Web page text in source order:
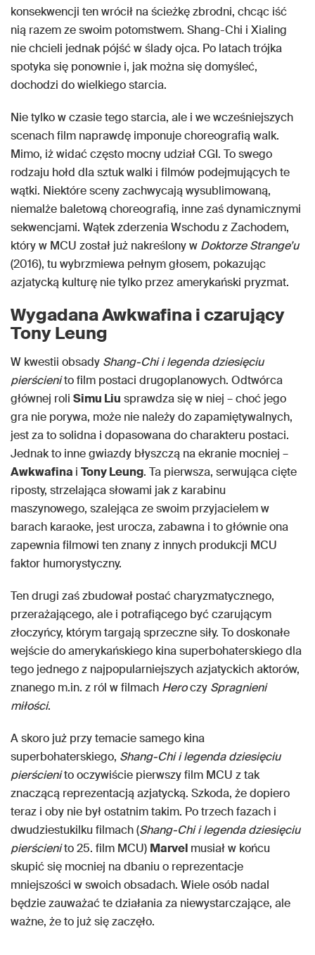
konsekwencji ten wrócił na ścieżkę zbrodni, chcąc iść
nią razem ze swoim potomstwem. Shang-Chi i Xialing
nie chcieli jednak pójść w ślady ojca. Po latach trójka
spotyka się ponownie i, jak można się domyśleć,
dochodzi do wielkiego starcia.
Nie tylko w czasie tego starcia, ale i we wcześniejszych
scenach film naprawdę imponuje choreografią walk.
Mimo, iż widać często mocny udział CGI. To swego
rodzaju hołd dla sztuk walki i filmów podejmujących te
wątki. Niektóre sceny zachwycają wysublimowaną,
niemalże baletową choreografią, inne zaś dynamicznymi
sekwencjami. Wątek zderzenia Wschodu z Zachodem,
który w MCU został już nakreślony w Doktorze Strange’u
(2016), tu wybrzmiewa pełnym głosem, pokazując
azjatycką kulturę nie tylko przez amerykański pryzmat.
Wygadana Awkwafina i czarujący
Tony Leung
W kwestii obsady Shang-Chi i legenda dziesięciu
pierścienito film postaci drugoplanowych. Odtwórca
głównej roli Simu Liu sprawdza się w niej – choć jego
gra nie porywa, może nie należy do zapamiętywalnych,
jest za to solidna i dopasowana do charakteru postaci.
Jednak to inne gwiazdy błyszczą na ekranie mocniej –
Awkwafina i Tony Leung. Ta pierwsza, serwująca cięte
riposty, strzelająca słowami jak z karabinu
maszynowego, szalejąca ze swoim przyjacielem w
barach karaoke, jest urocza, zabawna i to głównie ona
zapewnia filmowi ten znany z innych produkcji MCU
faktor humorystyczny.
Ten drugi zaś zbudował postać charyzmatycznego,
przerażającego, ale i potrafiącego być czarującym
złoczyńcy, którym targają sprzeczne siły. To doskonałe
wejście do amerykańskiego kina superbohaterskiego dla
tego jednego z najpopularniejszych azjatyckich aktorów,
znanego m.in. z ról w filmach Heroczy Spragnieni
miłości.
A skoro już przy temacie samego kina
superbohaterskiego, Shang-Chi i legenda dziesięciu
pierścienito oczywiście pierwszy film MCU z tak
znaczącą reprezentacją azjatycką. Szkoda, że dopiero
teraz i oby nie był ostatnim takim. Po trzech fazach i
dwudziestukilku filmach (Shang-Chi i legenda dziesięciu
pierścienito 25. film MCU) Marvel musiał w końcu
skupić się mocniej na dbaniu o reprezentacje
mniejszości w swoich obsadach. Wiele osób nadal
będzie zauważać te działania za niewystarczające, ale
ważne, że to już się zaczęło.